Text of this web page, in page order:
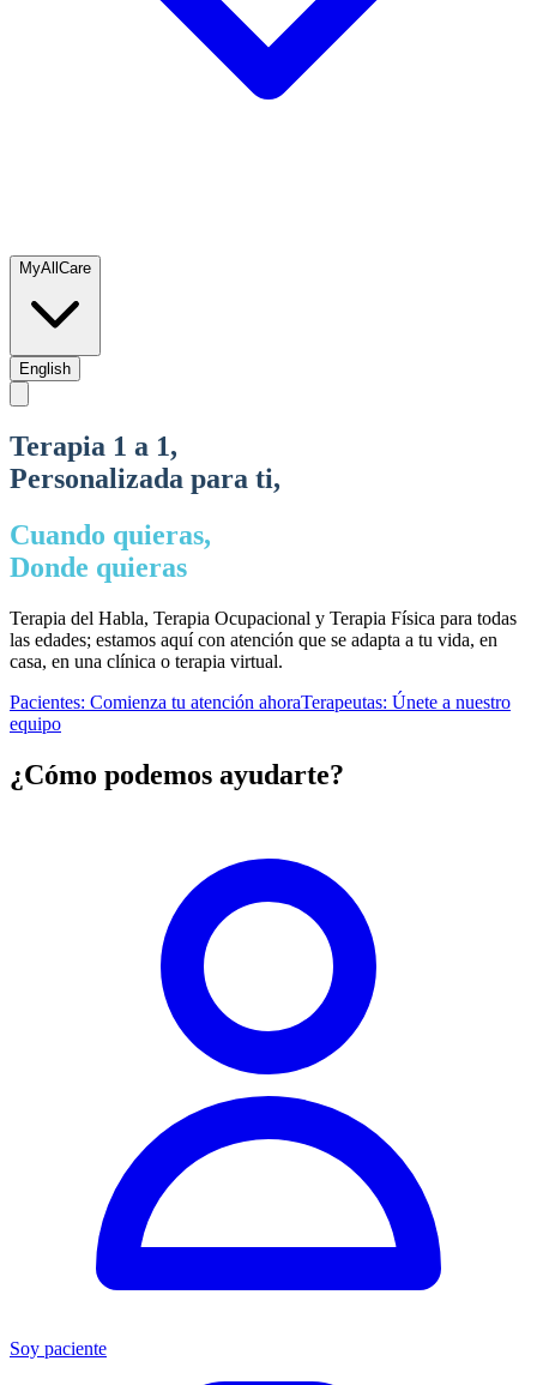
MyAllCare
English
Terapia 1 a 1,
Personalizada para ti,
Cuando quieras,
Donde quieras
Terapia del Habla, Terapia Ocupacional y Terapia Física para todas
las edades; estamos aquí con atención que se adapta a tu vida, en
casa, en una clínica o terapia virtual.
Pacientes: Comienza tu atención ahoraTerapeutas: Únete a nuestro
equipo
¿Cómo podemos ayudarte?
Soy paciente